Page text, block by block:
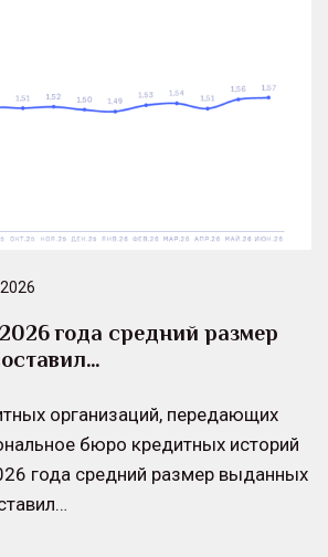
года средний размер
организаций, передающих
бюро кредитных историй
года средний размер выданных